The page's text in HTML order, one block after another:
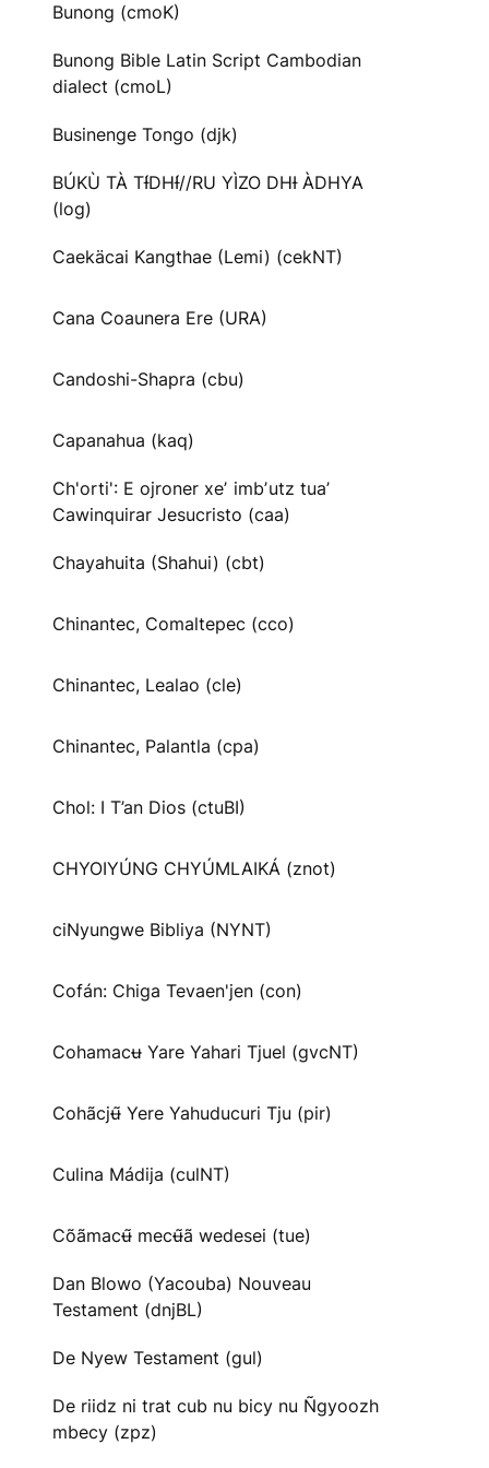
Bunong (cmoK)
Bunong Bible Latin Script Cambodian
dialect (cmoL)
Businenge Tongo (djk)
BÚKÙ TÀ TƗ́DHƗ́//RU YÌZO DHƗ ÀDHYA
(log)
Caekäcai Kangthae (Lemi) (cekNT)
Cana Coaunera Ere (URA)
Candoshi-Shapra (cbu)
Capanahua (kaq)
Ch'orti': E ojroner xeʼ imbʼutz tuaʼ
Cawinquirar Jesucristo (caa)
Chayahuita (Shahui) (cbt)
Chinantec, Comaltepec (cco)
Chinantec, Lealao (cle)
Chinantec, Palantla (cpa)
Chol: I T’an Dios (ctuBI)
CHYOIYÚNG CHYÚMLAIKÁ (znot)
ciNyungwe Bibliya (NYNT)
Cofán: Chiga Tevaen'jen (con)
Cohamacʉ Yare Yahari Tjuel (gvcNT)
Cohãcjʉ̃ Yere Yahuducuri Tju (pir)
Culina Mádija (culNT)
Cõãmacʉ̃ mecʉ̃ã wedesei (tue)
Dan Blowo (Yacouba) Nouveau
Testament (dnjBL)
De Nyew Testament (gul)
De riidz ni trat cub nu bicy nu Ñgyoozh
mbecy (zpz)